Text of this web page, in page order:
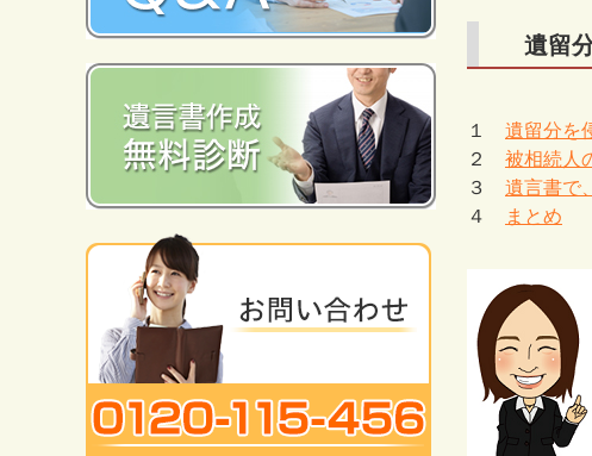
遺留
１ 遺留分を
２ 被相続人
３ 遺言書で
４
まとめ